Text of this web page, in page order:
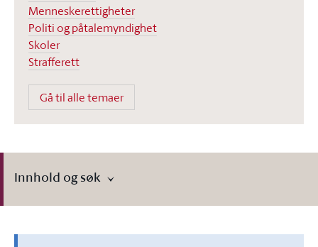
Menneskerettigheter
Politi og påtalemyndighet
Skoler
Strafferett
Gå til alle temaer
Innhold og søk